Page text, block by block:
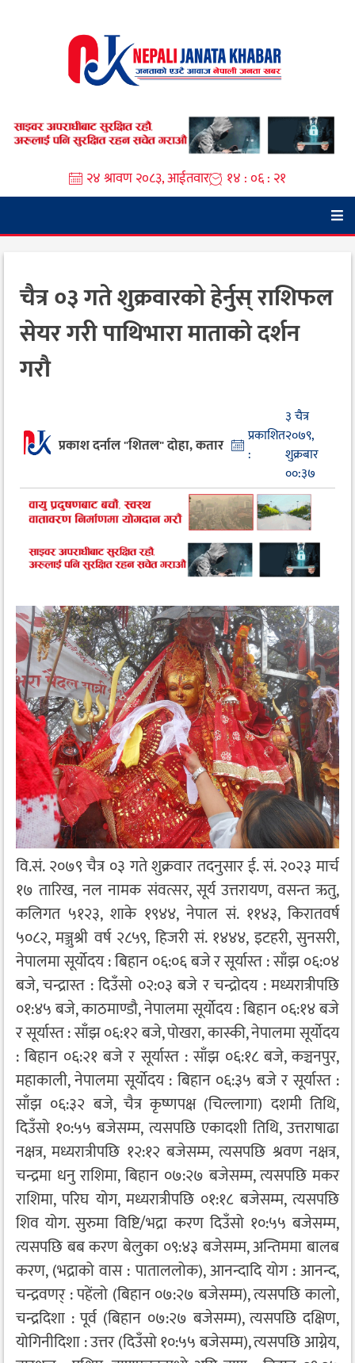
२४ श्रावण २०८३, आईतवार १४ : ०६ : २२
चैत्र ०३ गते शुक्रवारको हेर्नुस् राशिफल
सेयर गरी पाथिभारा माताको दर्शन
गरौ
प्रकाश दर्नाल "शितल" दोहा, कतार
प्रकाशित
:
३ चैत्र
२०७९,
शुक्रबार
००:३७
वि.सं. २०७९ चैत्र ०३ गते शुक्रवार तदनुसार ई. सं. २०२३ मार्च
१७ तारिख, नल नामक संवत्सर, सूर्य उत्तरायण, वसन्त ऋतु,
कलिगत ५१२३, शाके १९४४, नेपाल सं. ११४३, किरातवर्ष
५०८२, मञ्जुश्री वर्ष २८५९, हिजरी सं. १४४४, इटहरी, सुनसरी,
नेपालमा सूर्योदय : बिहान ०६:०६ बजे र सूर्यास्त : साँझ ०६:०४
बजे, चन्द्रास्त : दिउँसो ०२:०३ बजे र चन्द्रोदय : मध्यरात्रीपछि
०१:४५ बजे, काठमाण्डौ, नेपालमा सूर्योदय : बिहान ०६:१४ बजे
र सूर्यास्त : साँझ ०६:१२ बजे, पोखरा, कास्की, नेपालमा सूर्योदय
: बिहान ०६:२१ बजे र सूर्यास्त : साँझ ०६:१८ बजे, कञ्चनपुर,
महाकाली, नेपालमा सूर्योदय : बिहान ०६:३५ बजे र सूर्यास्त :
साँझ ०६:३२ बजे, चैत्र कृष्णपक्ष (चिल्लागा) दशमी तिथि,
दिउँसो १०:५५ बजेसम्म, त्यसपछि एकादशी तिथि, उत्तराषाढा
नक्षत्र, मध्यरात्रीपछि १२:१२ बजेसम्म, त्यसपछि श्रवण नक्षत्र,
चन्द्रमा धनु राशिमा, बिहान ०७:२७ बजेसम्म, त्यसपछि मकर
राशिमा, परिघ योग, मध्यरात्रीपछि ०१:१८ बजेसम्म, त्यसपछि
शिव योग. सुरुमा विष्टि/भद्रा करण दिउँसो १०:५५ बजेसम्म,
त्यसपछि बब करण बेलुका ०९:४३ बजेसम्म, अन्तिममा बालब
करण, (भद्राको वास : पाताललोक), आनन्दादि योग : आनन्द,
चन्द्रवणर् : पहेंलो (बिहान ०७:२७ बजेसम्म), त्यसपछि कालो,
चन्द्रदिशा : पूर्व (बिहान ०७:२७ बजेसम्म), त्यसपछि दक्षिण,
योगिनीदिशा : उत्तर (दिउँसो १०:५५ बजेसम्म), त्यसपछि आग्नेय,